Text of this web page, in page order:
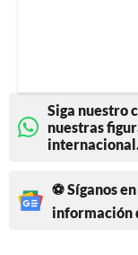
Siga nuestro
nuestras
⚽ Síganos
información